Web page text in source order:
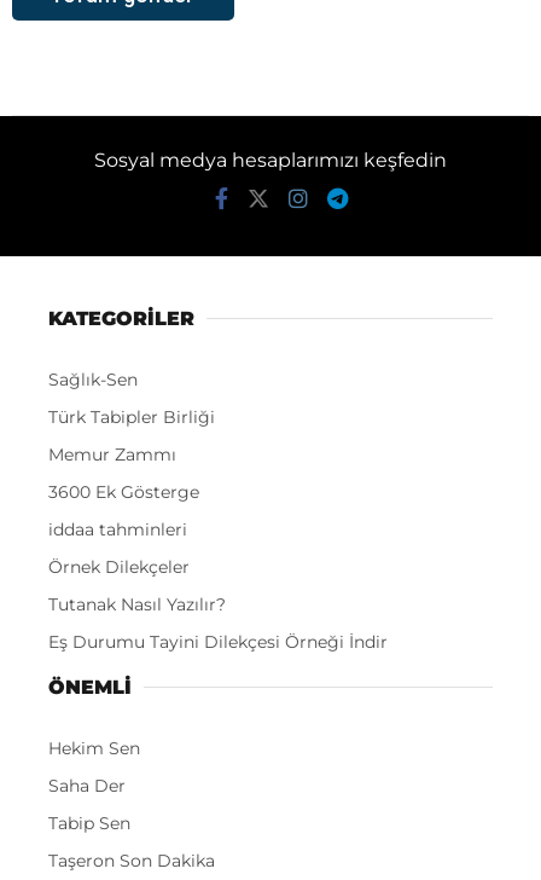
Sosyal medya hesaplarımızı keşfedin
KATEGORİLER
Sağlık-Sen
Türk Tabipler Birliği
Memur Zammı
3600 Ek Gösterge
iddaa tahminleri
Örnek Dilekçeler
Tutanak Nasıl Yazılır?
Eş Durumu Tayini Dilekçesi Örneği İndir
ÖNEMLI
Hekim Sen
Saha Der
Tabip Sen
Taşeron Son Dakika